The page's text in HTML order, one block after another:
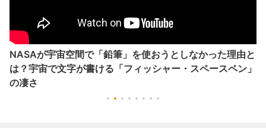
NASAが宇宙空間で「鉛筆」を使おうとしなかった理由と
は？宇宙で文字が書ける「フィッシャー・スペースペン」
の凄さ